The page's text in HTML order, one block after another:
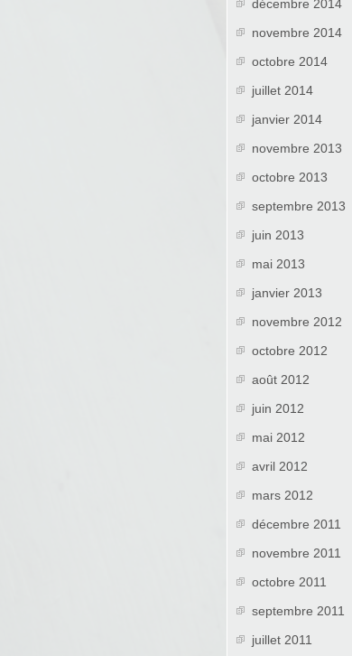
décembre 2014
novembre 2014
octobre 2014
juillet 2014
janvier 2014
novembre 2013
octobre 2013
septembre 2013
juin 2013
mai 2013
janvier 2013
novembre 2012
octobre 2012
août 2012
juin 2012
mai 2012
avril 2012
mars 2012
décembre 2011
novembre 2011
octobre 2011
septembre 2011
juillet 2011